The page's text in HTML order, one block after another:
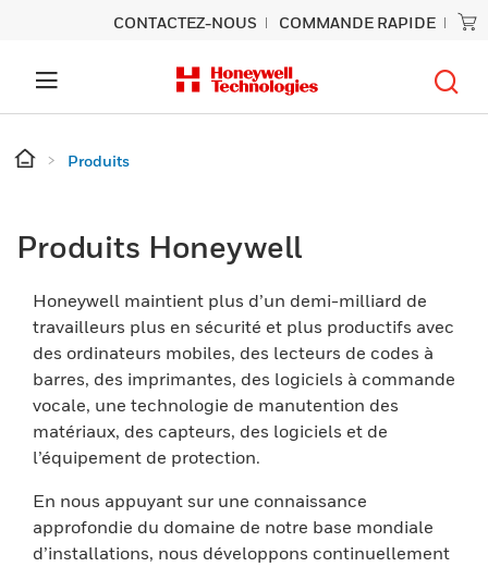
CONTACTEZ-NOUS COMMANDE RAPIDE
Produits
Produits Honeywell
Honeywell maintient plus d’un demi-milliard de
travailleurs plus en sécurité et plus productifs avec
des ordinateurs mobiles, des lecteurs de codes à
barres, des imprimantes, des logiciels à commande
vocale, une technologie de manutention des
matériaux, des capteurs, des logiciels et de
l’équipement de protection.
En nous appuyant sur une connaissance
approfondie du domaine de notre base mondiale
d’installations, nous développons continuellement